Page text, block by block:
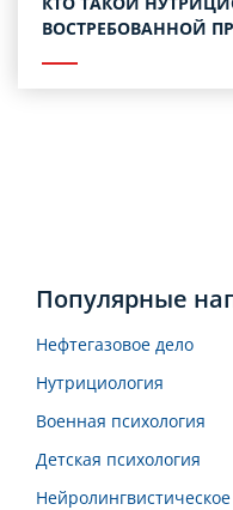
ВОСТРЕБОВАННОЙ
Популярные
Нефтегазовое дело
Нутрициология
Военная психология
Детская психология